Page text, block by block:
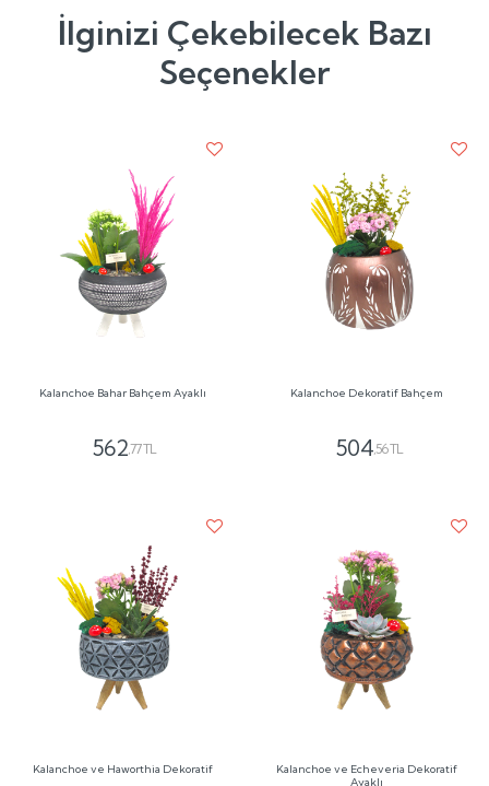
İlginizi Çekebilecek Bazı
Seçenekler
Kalanchoe Bahar Bahçem Ayaklı
562,77 TL
Kalanchoe Dekoratif Bahçem
504,56 TL
Kalanchoe ve Haworthia Dekoratif
Kalanchoe ve Echeveria Dekoratif
Ayaklı